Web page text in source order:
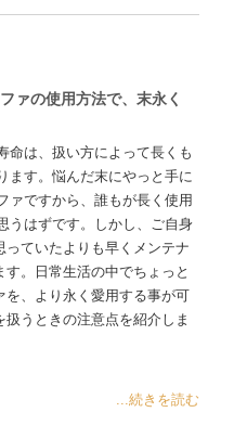
ァの使用方法で、末永く
命は、扱い方によって長くも
ます。悩んだ末にやっと手に
ァですから、誰もが長く使用
うはずです。しかし、ご自身
ていたよりも早くメンテナ
。日常生活の中でちょっと
を、より永く愛用する事が可
うときの注意点を紹介しま
...続きを読む